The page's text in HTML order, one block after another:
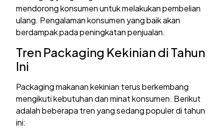
mendorong konsumen untuk melakukan pembelian
ulang. Pengalaman konsumen yang baik akan
berdampak pada peningkatan penjualan.
Tren Packaging Kekinian di Tahun
Ini
Packaging makanan kekinian terus berkembang
mengikuti kebutuhan dan minat konsumen. Berikut
adalah beberapa tren yang sedang populer di tahun
ini: